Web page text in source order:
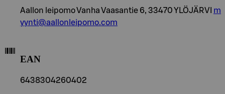
Aallon leipomo Vanha Vaasantie 6, 33470 YLÖJÄRVI m
yynti@aallonleipomo.com
EAN
6438304260402